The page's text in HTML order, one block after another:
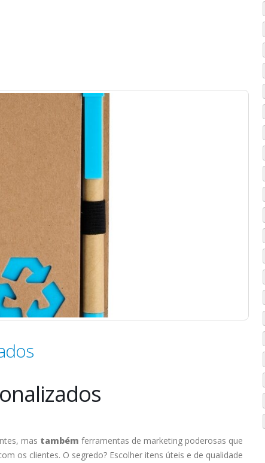
mas também ferramentas de marketing poderosas que
os clientes. O segredo? Escolher itens úteis e de qualidade